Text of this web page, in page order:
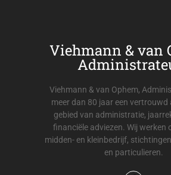
Viehmann & van
Viehmann & van Ophem,
meer dan 80 jaar een vertrouwd
gebied van administratie,
financiële adviezen. Wij werken
midden- en kleinbedrijf,
en particulieren.